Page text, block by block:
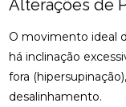
Alterações de
O movimento ideal
há inclinação
fora
desalinhamento.